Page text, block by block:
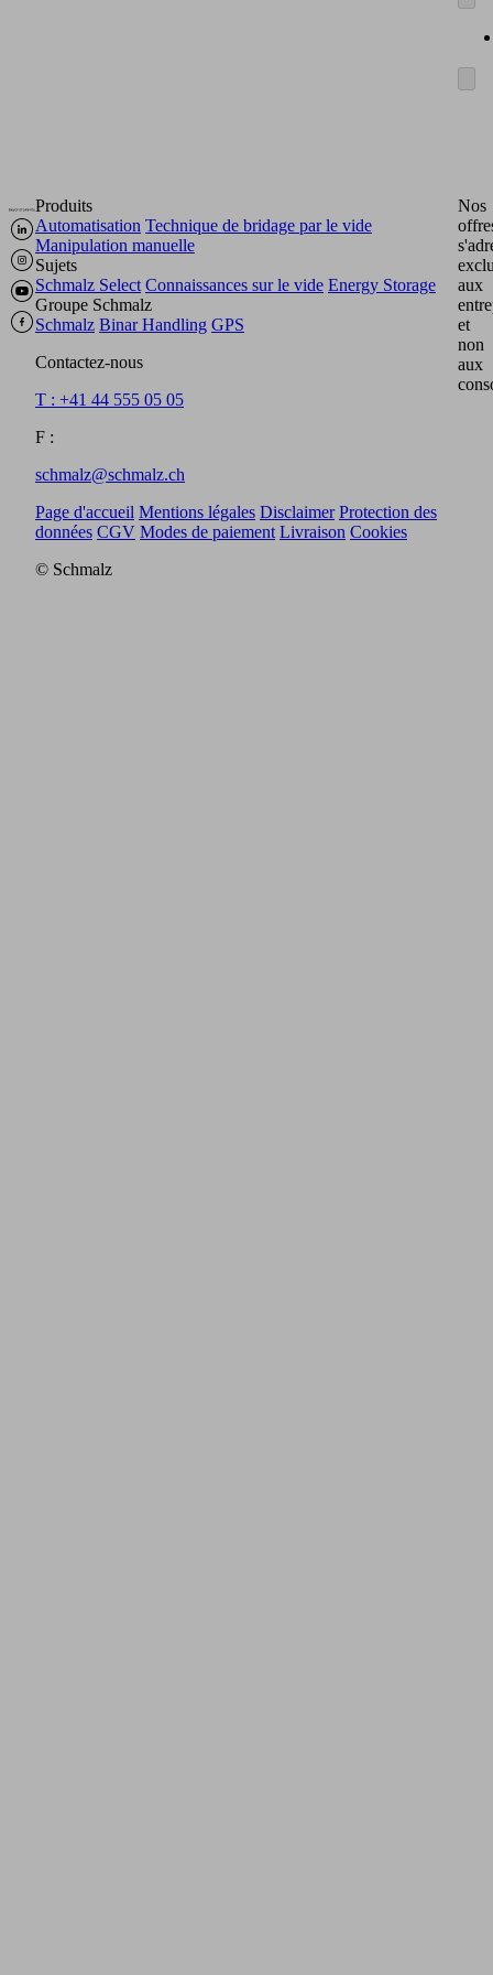
Produits
Automatisation Technique de bridage par le vide
Manipulation manuelle
Sujets
Schmalz Select Connaissances sur le vide Energy Storage
Groupe Schmalz
Schmalz Binar Handling GPS
Contactez-nous
T : +41 44 555 05 05
F :
schmalz@schmalz.ch
Nos
aux
et
non
aux
Page d'accueil Mentions légales Disclaimer Protection des
données CGV Modes de paiement Livraison Cookies
© Schmalz